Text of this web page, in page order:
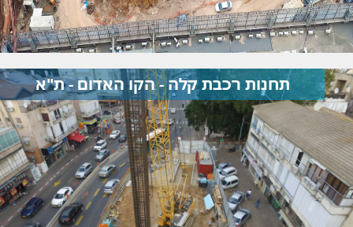
תחנות רכבת קלה - הקו האדום - ת"א